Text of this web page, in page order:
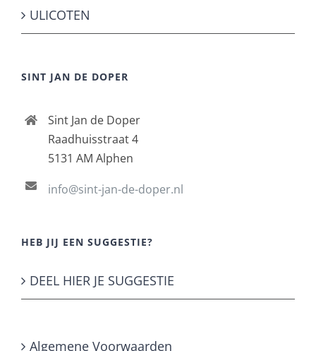
ULICOTEN
SINT JAN DE DOPER
Sint Jan de Doper
Raadhuisstraat 4
5131 AM Alphen
info@sint-jan-de-doper.nl
HEB JIJ EEN SUGGESTIE?
DEEL HIER JE SUGGESTIE
Algemene Voorwaarden